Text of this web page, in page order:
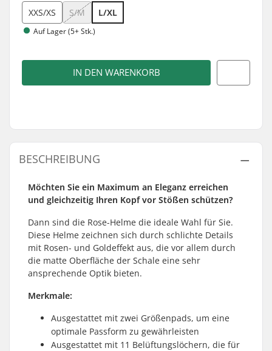
XXS/XS S/M L/XL
Auf Lager (5+ Stk.)
IN DEN WARENKORB
BESCHREIBUNG
Möchten Sie ein Maximum an Eleganz erreichen
und gleichzeitig Ihren Kopf vor Stößen schützen?
Dann sind die Rose-Helme die ideale Wahl für Sie.
Diese Helme zeichnen sich durch schlichte Details
mit Rosen- und Goldeffekt aus, die vor allem durch
die matte Oberfläche der Schale eine sehr
ansprechende Optik bieten.
Merkmale:
Ausgestattet mit zwei Größenpads, um eine
optimale Passform zu gewährleisten
Ausgestattet mit 11 Belüftungslöchern, die für